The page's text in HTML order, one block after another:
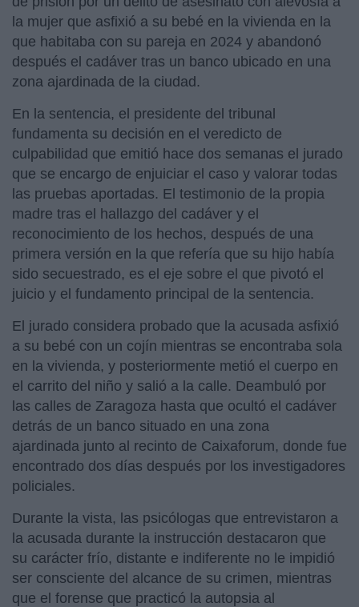
la mujer que asfixió a su bebé en la vivienda en la
que habitaba con su pareja en 2024 y abandonó
después el cadáver tras un banco ubicado en una
zona ajardinada de la ciudad.
En la sentencia, el presidente del tribunal
fundamenta su decisión en el veredicto de
culpabilidad que emitió hace dos semanas el jurado
que se encargo de enjuiciar el caso y valorar todas
las pruebas aportadas. El testimonio de la propia
madre tras el hallazgo del cadáver y el
reconocimiento de los hechos, después de una
primera versión en la que refería que su hijo había
sido secuestrado, es el eje sobre el que pivotó el
juicio y el fundamento principal de la sentencia.
El jurado considera probado que la acusada asfixió
a su bebé con un cojín mientras se encontraba sola
en la vivienda, y posteriormente metió el cuerpo en
el carrito del niño y salió a la calle. Deambuló por
las calles de Zaragoza hasta que ocultó el cadáver
detrás de un banco situado en una zona
ajardinada junto al recinto de Caixaforum, donde fue
encontrado dos días después por los investigadores
policiales.
Durante la vista, las psicólogas que entrevistaron a
la acusada durante la instrucción destacaron que
su carácter frío, distante e indiferente no le impidió
ser consciente del alcance de su crimen, mientras
que el forense que practicó la autopsia al